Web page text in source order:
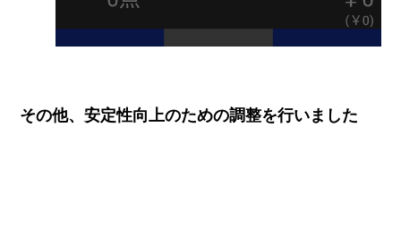
その他、安定性向上のための調整を行いました